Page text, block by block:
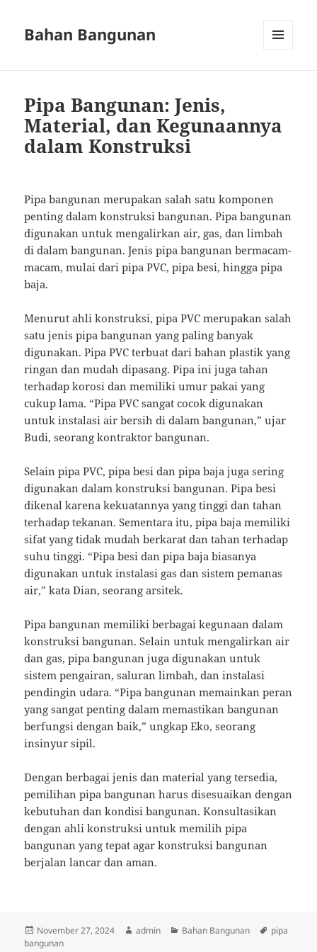
Bahan Bangunan
Pipa Bangunan: Jenis,
Material, dan Kegunaannya
dalam Konstruksi
Pipa bangunan merupakan salah satu komponen
penting dalam konstruksi bangunan. Pipa bangunan
digunakan untuk mengalirkan air, gas, dan limbah
di dalam bangunan. Jenis pipa bangunan bermacam-
macam, mulai dari pipa PVC, pipa besi, hingga pipa
baja.
Menurut ahli konstruksi, pipa PVC merupakan salah
satu jenis pipa bangunan yang paling banyak
digunakan. Pipa PVC terbuat dari bahan plastik yang
ringan dan mudah dipasang. Pipa ini juga tahan
terhadap korosi dan memiliki umur pakai yang
cukup lama. “Pipa PVC sangat cocok digunakan
untuk instalasi air bersih di dalam bangunan,” ujar
Budi, seorang kontraktor bangunan.
Selain pipa PVC, pipa besi dan pipa baja juga sering
digunakan dalam konstruksi bangunan. Pipa besi
dikenal karena kekuatannya yang tinggi dan tahan
terhadap tekanan. Sementara itu, pipa baja memiliki
sifat yang tidak mudah berkarat dan tahan terhadap
suhu tinggi. “Pipa besi dan pipa baja biasanya
digunakan untuk instalasi gas dan sistem pemanas
air,” kata Dian, seorang arsitek.
Pipa bangunan memiliki berbagai kegunaan dalam
konstruksi bangunan. Selain untuk mengalirkan air
dan gas, pipa bangunan juga digunakan untuk
sistem pengairan, saluran limbah, dan instalasi
pendingin udara. “Pipa bangunan memainkan peran
yang sangat penting dalam memastikan bangunan
berfungsi dengan baik,” ungkap Eko, seorang
insinyur sipil.
Dengan berbagai jenis dan material yang tersedia,
pemilihan pipa bangunan harus disesuaikan dengan
kebutuhan dan kondisi bangunan. Konsultasikan
dengan ahli konstruksi untuk memilih pipa
bangunan yang tepat agar konstruksi bangunan
berjalan lancar dan aman.
Posted
on
November 27, 2024 Author
admin Categories
Bahan Bangunan Tags
pipa
bangunan